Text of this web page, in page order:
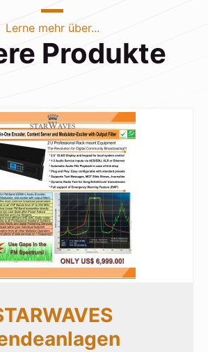
Lerne mehr über...
Produkte